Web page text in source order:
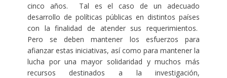
cinco años. Tal es el caso de un adecuado
desarrollo de políticas públicas en distintos países
con la finalidad de atender sus requerimientos.
Pero se deben mantener los esfuerzos para
afianzar estas iniciativas, así como para mantener la
lucha por una mayor solidaridad y muchos más
recursos destinados a la investigación,